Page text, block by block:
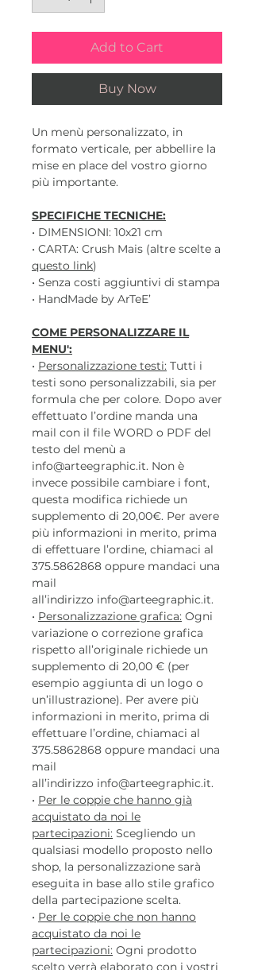
Add to Cart
Buy Now
Un menù personalizzato, in
formato verticale, per abbellire la
mise en place del vostro giorno
più importante.
SPECIFICHE TECNICHE:
• DIMENSIONI: 10x21 cm
• CARTA: Crush Mais (altre scelte a
questo link)
• Senza costi aggiuntivi di stampa
• HandMade by ArTeE’
COME PERSONALIZZARE IL
MENU':
• Personalizzazione testi: Tutti i
testi sono personalizzabili, sia per
formula che per colore. Dopo aver
effettuato l’ordine manda una
mail con il file WORD o PDF del
testo del menù a
info@arteegraphic.it. Non è
invece possibile cambiare i font,
questa modifica richiede un
supplemento di 20,00€. Per avere
più informazioni in merito, prima
di effettuare l’ordine, chiamaci al
375.5862868 oppure mandaci una
mail
all’indirizzo info@arteegraphic.it.
• Personalizzazione grafica: Ogni
variazione o correzione grafica
rispetto all’originale richiede un
supplemento di 20,00 € (per
esempio aggiunta di un logo o
un’illustrazione). Per avere più
informazioni in merito, prima di
effettuare l’ordine, chiamaci al
375.5862868 oppure mandaci una
mail
all’indirizzo info@arteegraphic.it.
• Per le coppie che hanno già
acquistato da noi le
partecipazioni: Scegliendo un
qualsiasi modello proposto nello
shop, la personalizzazione sarà
eseguita in base allo stile grafico
della partecipazione scelta.
• Per le coppie che non hanno
acquistato da noi le
partecipazioni: Ogni prodotto
scelto verrà elaborato con i vostri